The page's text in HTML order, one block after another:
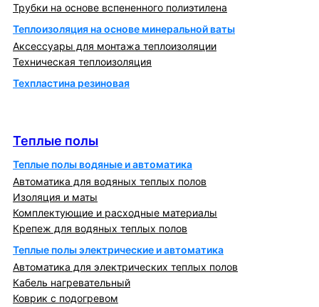
Трубки на основе вспененного полиэтилена
Теплоизоляция на основе минеральной ваты
Аксессуары для монтажа теплоизоляции
Техническая теплоизоляция
Техпластина резиновая
Теплые полы
Теплые полы водяные и автоматика
Автоматика для водяных теплых полов
Изоляция и маты
Комплектующие и расходные материалы
Крепеж для водяных теплых полов
Теплые полы электрические и автоматика
Автоматика для электрических теплых полов
Кабель нагревательный
Коврик с подогревом